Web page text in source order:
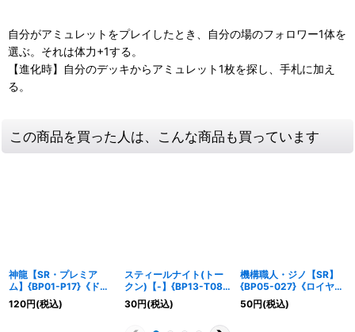
自分がアミュレットをプレイしたとき、自分の場のフォロワー1体を
選ぶ。それは体力+1する。
【進化時】自分のデッキからアミュレット1枚を探し、手札に加え
る。
この商品を買った人は、こんな商品も買っています
神龍【SR・プレミア
ム】{BP01-P17}《ドラ
ゴン》
120円(税込)
スティールナイト(トー
クン)【-】{BP13-T08}
《ロイヤル》
30円(税込)
機構職人・ジノ【SR】
{BP05-027}《ロイヤ
ル》
50円(税込)